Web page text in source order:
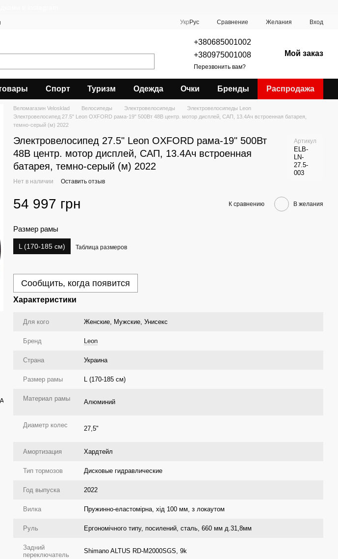
Укр Рус Сравнение Желания Вход
+380685001002
+380975001008
Перезвонить вам?
Мой заказ
Спорт Туризм Одежда Очки Бренды Распродажа
Веломагазин Velosklad Велосипеды Электровелосипеды
Электровелосипеды Leon
Электровелосипед 27.5" Leon OXFORD рама-19" 500Вт 48В центр. мотор дисплей, САП, 13.4Ач встроенная батарея,
темно-серый (м) 2022
Электровелосипед 27.5" Leon OXFORD рама-19" 500Вт
48В центр. мотор дисплей, САП, 13.4Ач встроенная
батарея, темно-серый (м) 2022
Артикул
ELB-
LN-
27.5-
003
Нет в наличии Оставить отзыв
54 997 грн К сравнению В желания
Размер рамы
L (170-185 см) Таблица размеров
Сообщить, когда появится
Характеристики
Для кого Женские, Мужские, Унисекс
Бренд Leon
Страна Украина
Размер рамы L (170-185 см)
Материал рамы Алюминий
Диаметр колес 27,5"
Амортизация Хардтейл
Тип тормозов Дисковые гидравлические
Год выпуска 2022
Вилка Пружинно-еластомірна, хід 100 мм, з локаутом
Руль Ергономічного типу, посилений, сталь, 660 мм д.31,8мм
Задний
переключатель
Shimano ALTUS RD-M2000SGS, 9k